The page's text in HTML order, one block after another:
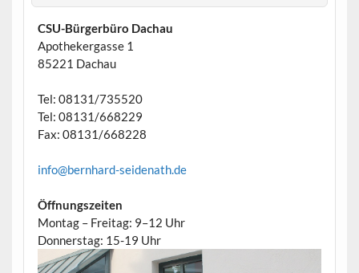
CSU-Bürgerbüro Dachau
Apothekergasse 1
85221 Dachau
Tel: 08131/735520
Tel: 08131/668229
Fax: 08131/668228
info@bernhard-seidenath.de
Öffnungszeiten
Montag – Freitag: 9–12 Uhr
Donnerstag: 15-19 Uhr